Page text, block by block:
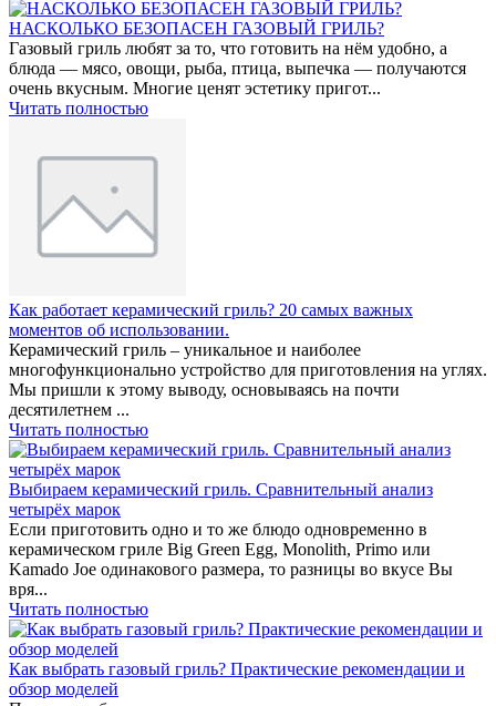
НАСКОЛЬКО БЕЗОПАСЕН ГАЗОВЫЙ ГРИЛЬ?
Газовый гриль любят за то, что готовить на нём удобно, а
блюда — мясо, овощи, рыба, птица, выпечка — получаются
очень вкусным. Многие ценят эстетику пригот...
Читать полностью
Как работает керамический гриль? 20 самых важных
моментов об использовании.
Керамический гриль – уникальное и наиболее
многофункционально устройство для приготовления на углях.
Мы пришли к этому выводу, основываясь на почти
десятилетнем ...
Читать полностью
Выбираем керамический гриль. Сравнительный анализ
четырёх марок
Если приготовить одно и то же блюдо одновременно в
керамическом гриле Big Green Egg, Monolith, Primo или
Kamado Joe одинакового размера, то разницы во вкусе Вы
вря...
Читать полностью
Как выбрать газовый гриль? Практические рекомендации и
обзор моделей